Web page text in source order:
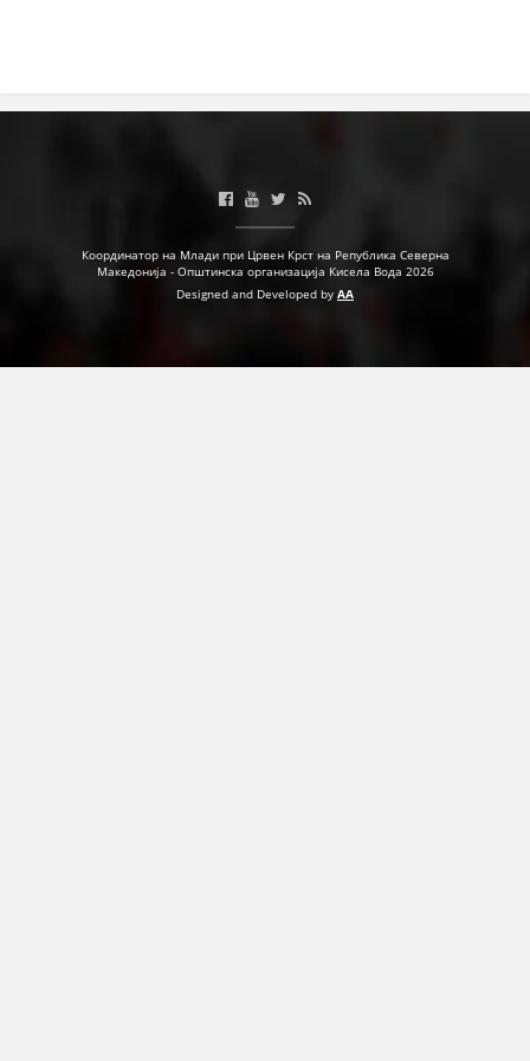
СТРАТЕГИИ
БРОШУРИ
Координатор на Млади при Црвен Крст на Република Северна
Македонија - Општинска организација Кисела Вода 2026
Designed and Developed by AA